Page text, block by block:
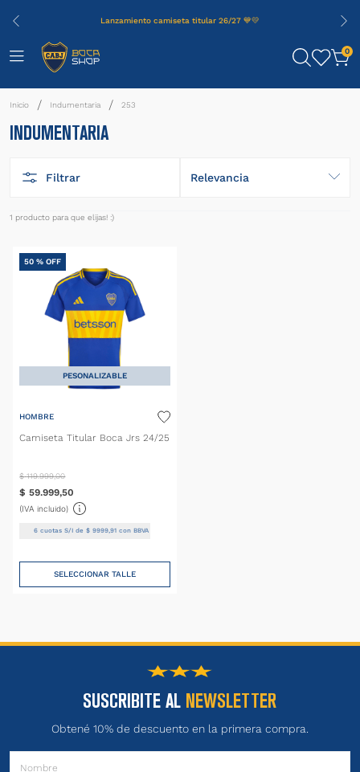
Lanzamiento camiseta titular 26/27 💙💛
0
Indumentaria 253
INDUMENTARIA
Filtrar Relevancia
1 producto
PESONALIZABLE
50 % OFF
HOMBRE
Camiseta Titular Boca Jrs 24/25
$ 119.999,00
$ 59.999,50
(IVA incluido)
6 cuotas S/I de$ 9999 ,91 con BBVA
SELECCIONAR TALLE
SUSCRIBITE AL NEWSLETTER
Obtené 10% de descuento en la primera compra.